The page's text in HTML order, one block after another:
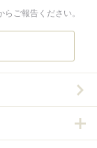
ご報告ください。